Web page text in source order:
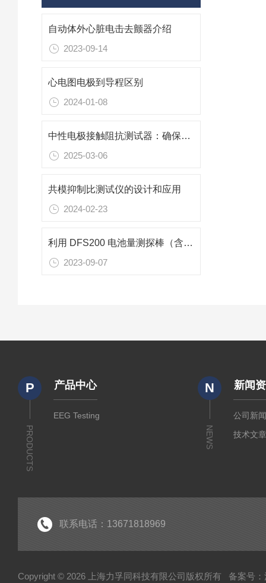
自动体外心脏电击去颤器介绍
2023-09-14
心电图电极到导程区别
2024-01-08
中性电极接触阻抗测试器：确保电气连接的可靠性
2025-03-06
共模抑制比测试仪的设计和应用
2024-02-23
利用 DFS200 电池量测探棒（含负载）测试 AED 电池电量
2023-09-07
P
PRODUCTS
产品中心
EEG Testing
N
NEWS
新闻
公司新
技术文
联系电话：13671818969
Copyright © 2026 上海力孚同科技有限公司版权所有 备案号：